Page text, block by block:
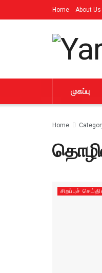
Home About Us
முகப்பு
Home
சிறப்புச்